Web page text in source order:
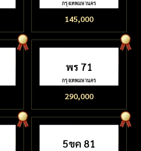
145,000
พร 71
290,000
5ขค 81